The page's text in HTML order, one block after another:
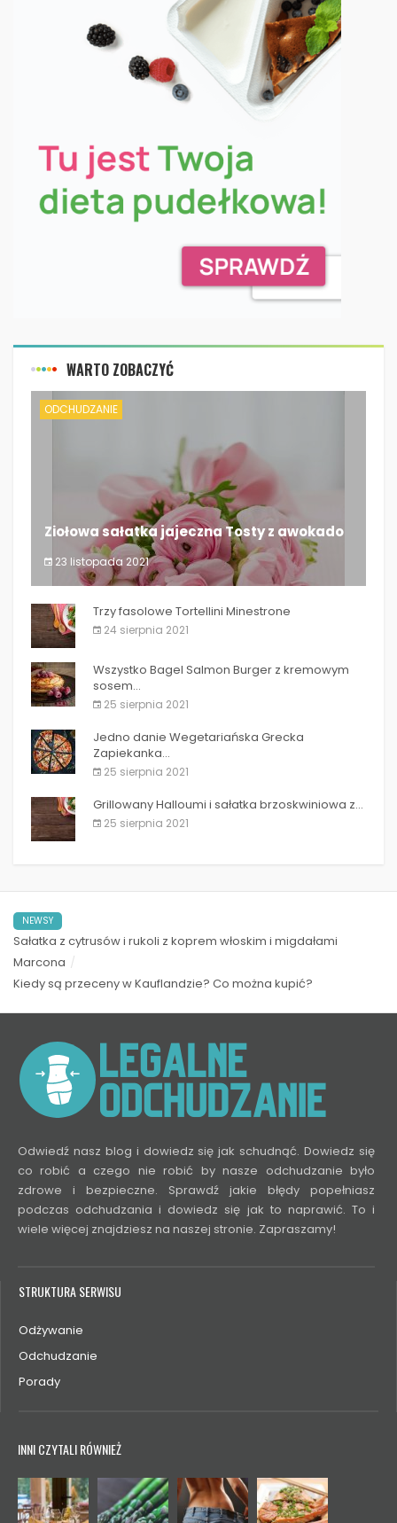
WARTO ZOBACZYĆ
ODCHUDZANIE
Ziołowa sałatka jajeczna Tosty z awokado
23 listopada 2021
Ziołowa sałatka jajeczna Tosty z awokado
Trzy fasolowe Tortellini Minestrone
24 sierpnia 2021
Wszystko Bagel Salmon Burger z kremowym
sosem...
25 sierpnia 2021
Jedno danie Wegetariańska Grecka
Zapiekanka...
25 sierpnia 2021
Grillowany Halloumi i sałatka brzoskwiniowa z...
25 sierpnia 2021
NEWSY
Sałatka z cytrusów i rukoli z koprem włoskim i migdałami
Marcona
Kiedy są przeceny w Kauflandzie? Co można kupić?
Odwiedź nasz blog i dowiedz się jak schudnąć. Dowiedz się
co robić a czego nie robić by nasze odchudzanie było
zdrowe i bezpieczne. Sprawdź jakie błędy popełniasz
podczas odchudzania i dowiedz się jak to naprawić. To i
wiele więcej znajdziesz na naszej stronie. Zapraszamy!
STRUKTURA SERWISU
Odżywanie
Odchudzanie
Porady
INNI CZYTALI RÓWNIEŻ